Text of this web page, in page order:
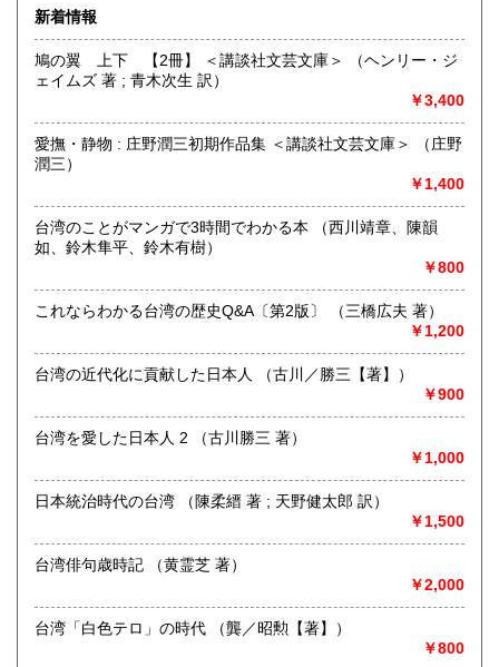
沿線名：大阪メトロ JR東西線/環状線
最寄駅：南森町駅 大阪天満宮駅 天満駅
営業時間：午前11時半～午後17時半頃(入店17:20まで) (ツ
定休日：不定休 (ツイッター・FB:要確認)
書籍の買取について
●紀行(特に戦前発行)・歴史・地誌他。
●台湾関連(中国語・日本語)の書籍、特に日本統治時代の文
献・資料・地図等は積極的に買取を行っております。
●店頭買取・出張買取等、内容等ご相談させていただきます。
取り扱い分野
紀行・歴史・写真集・美術・台湾・絵葉書・古地図・その他
紙物・他一般
新着情報
鳩の翼 上下 【2冊】 ＜講談社文芸文庫＞ （ヘンリー・ジ
ェイムズ 著 ; 青木次生 訳）
￥3,400
愛撫・静物 : 庄野潤三初期作品集 ＜講談社文芸文庫＞ （庄野
潤三）
￥1,400
台湾のことがマンガで3時間でわかる本 （西川靖章、陳韻
如、鈴木隼平、鈴木有樹）
￥800
これならわかる台湾の歴史Q&A〔第2版〕 （三橋広夫 著）
￥1,200
台湾の近代化に貢献した日本人 （古川／勝三【著】）
￥900
台湾を愛した日本人 2 （古川勝三 著）
￥1,000
日本統治時代の台湾 （陳柔縉 著 ; 天野健太郎 訳）
￥1,500
台湾俳句歳時記 （黄霊芝 著）
￥2,000
台湾「白色テロ」の時代 （龔／昭勲【著】）
￥800